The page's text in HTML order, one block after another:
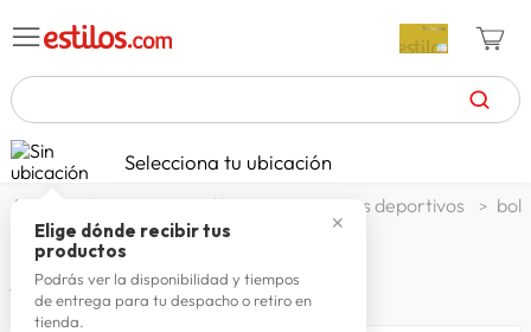
TÉRMINOS MÁS BUSCADOS
1. zapatillas mujer
2. celulares
3. zapatillas hombre
4. moda
Selecciona tu ubicación
✕
Elige dónde recibir tus
productos
Podrás ver la disponibilidad y tiempos
de entrega para tu despacho o retiro en
tienda.
deportes y aire libre accesorios deportivos
BOLSOS Y MOCHILAS DEPORTIVAS
45 productos